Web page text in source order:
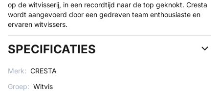
op de witvisserij, in een recordtijd naar de top geknokt. Cresta
wordt aangevoerd door een gedreven team enthousiaste en
ervaren witvissers.
SPECIFICATIES
Merk: CRESTA
Groep: Witvis